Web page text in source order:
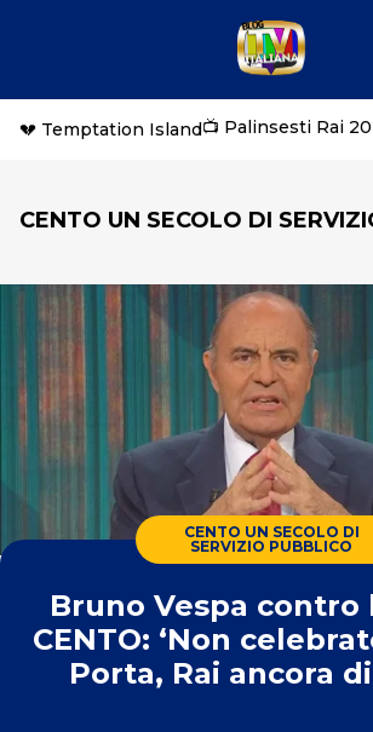
💔 Temptation Island📺 Palinsesti Rai
CENTO UN SECOLO DI
CENTO UN SECOLO DI
SERVIZIO PUBBLICO
Bruno Vespa contro
CENTO: ‘Non
Porta, Rai ancora